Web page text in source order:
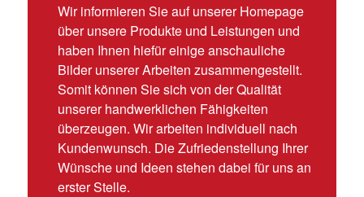
Wir informieren Sie auf unserer Homepage
über unsere Produkte und Leistungen und
haben Ihnen hiefür einige anschauliche
Bilder unserer Arbeiten zusammengestellt.
Somit können Sie sich von der Qualität
unserer handwerklichen Fähigkeiten
überzeugen. Wir arbeiten individuell nach
Kundenwunsch. Die Zufriedenstellung Ihrer
Wünsche und Ideen stehen dabei für uns an
erster Stelle.